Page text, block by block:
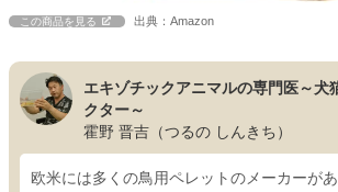
この商品を見る 出典：Amazon
エキゾチックアニマルの専門医～犬
クター～
霍野 晋吉（つるの しんきち）
欧米には多くの鳥用ペレットのメーカーが